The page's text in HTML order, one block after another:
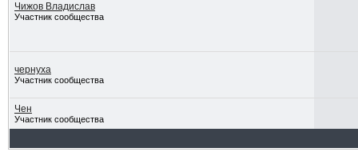
Чижов Владислав
Участник сообщества
чернуха
Участник сообщества
Чен
Участник сообщества